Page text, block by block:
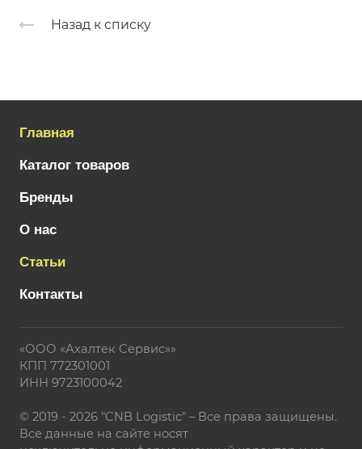
Назад к списку
Главная
Каталог товаров
Бренды
О нас
Статьи
Контакты
«ООО «Ахалтек Сервис»»
КПП 772301001
ИНН 9723100042
© 2019 - 2026 "CNB Logistic" – Все права защищены.
Все данные на сайте носят